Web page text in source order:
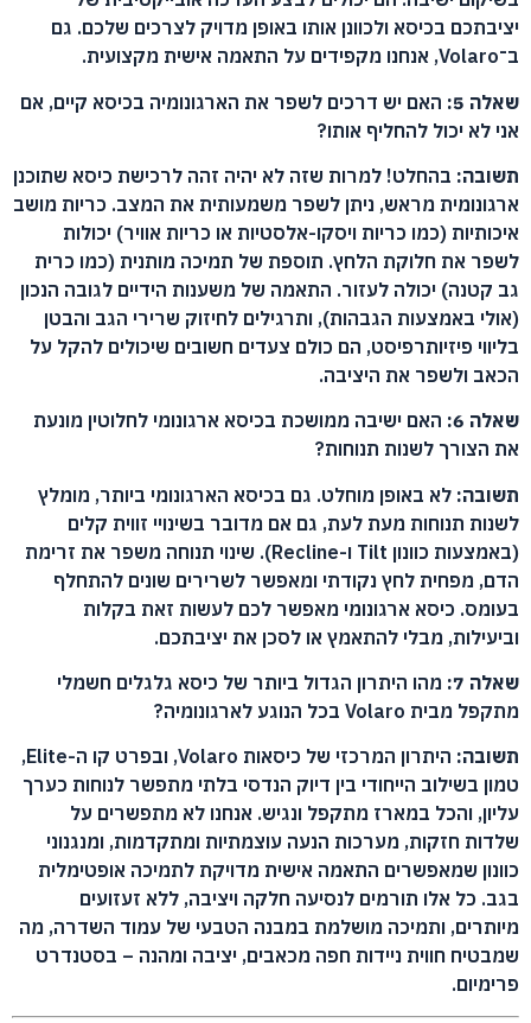
יציבתכם בכיסא ולכוונן אותו באופן מדויק לצרכים שלכם. גם
ב־Volaro, אנחנו מקפידים על התאמה אישית מקצועית.
שאלה 5:
האם יש דרכים לשפר את הארגונומיה בכיסא קיים, אם
אני לא יכול להחליף אותו?
תשובה: בהחלט! למרות שזה לא יהיה זהה לרכישת כיסא שתוכנן
ארגונומית מראש, ניתן לשפר משמעותית את המצב. כריות מושב
איכותיות (כמו כריות ויסקו-אלסטיות או כריות אוויר) יכולות
לשפר את חלוקת הלחץ. תוספת של תמיכה מותנית (כמו כרית
גב קטנה) יכולה לעזור. התאמה של משענות הידיים לגובה הנכון
(אולי באמצעות הגבהות), ותרגילים לחיזוק שרירי הגב והבטן
בליווי פיזיותרפיסט, הם כולם צעדים חשובים שיכולים להקל על
הכאב ולשפר את היציבה.
שאלה 6:
האם ישיבה ממושכת בכיסא ארגונומי לחלוטין מונעת
את הצורך לשנות תנוחות?
תשובה: לא באופן מוחלט. גם בכיסא הארגונומי ביותר, מומלץ
לשנות תנוחות מעת לעת, גם אם מדובר בשינויי זווית קלים
(באמצעות כוונון Tilt ו-Recline). שינוי תנוחה משפר את זרימת
הדם, מפחית לחץ נקודתי ומאפשר לשרירים שונים להתחלף
בעומס. כיסא ארגונומי מאפשר לכם לעשות זאת בקלות
וביעילות, מבלי להתאמץ או לסכן את יציבתכם.
שאלה 7:
מהו היתרון הגדול ביותר של כיסא גלגלים חשמלי
מתקפל מבית Volaro בכל הנוגע לארגונומיה?
תשובה:
היתרון המרכזי של כיסאות Volaro, ובפרט קו ה-Elite,
טמון בשילוב הייחודי בין דיוק הנדסי בלתי מתפשר לנוחות כערך
עליון, והכל במארז מתקפל ונגיש. אנחנו לא מתפשרים על
שלדות חזקות, מערכות הנעה עוצמתיות ומתקדמות, ומנגנוני
כוונון שמאפשרים התאמה אישית מדויקת לתמיכה אופטימלית
בגב. כל אלו תורמים לנסיעה חלקה ויציבה, ללא זעזועים
מיותרים, ותמיכה מושלמת במבנה הטבעי של עמוד השדרה, מה
שמבטיח חווית ניידות חפה מכאבים, יציבה ומהנה – בסטנדרט
פרימיום.